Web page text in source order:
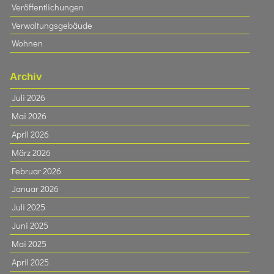
Veröffentlichungen
Verwaltungsgebäude
Wohnen
Archiv
Juli 2026
Mai 2026
April 2026
März 2026
Februar 2026
Januar 2026
Juli 2025
Juni 2025
Mai 2025
April 2025